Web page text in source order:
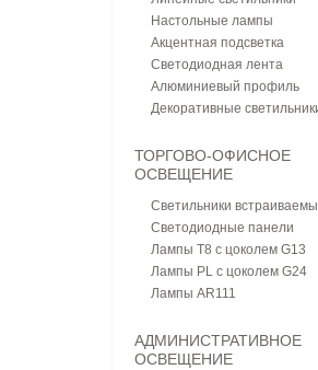
Настольные лампы
Акцентная подсветка
Светодиодная лента
Алюминиевый профиль
Декоративные
ТОРГОВО-ОФИСНОЕ
ОСВЕЩЕНИЕ
Светильники
Светодиодные панели
Лампы T8 с цоколем G13
Лампы PL с цоколем G24
Лампы AR111
АДМИНИСТРАТИВНОЕ
ОСВЕЩЕНИЕ